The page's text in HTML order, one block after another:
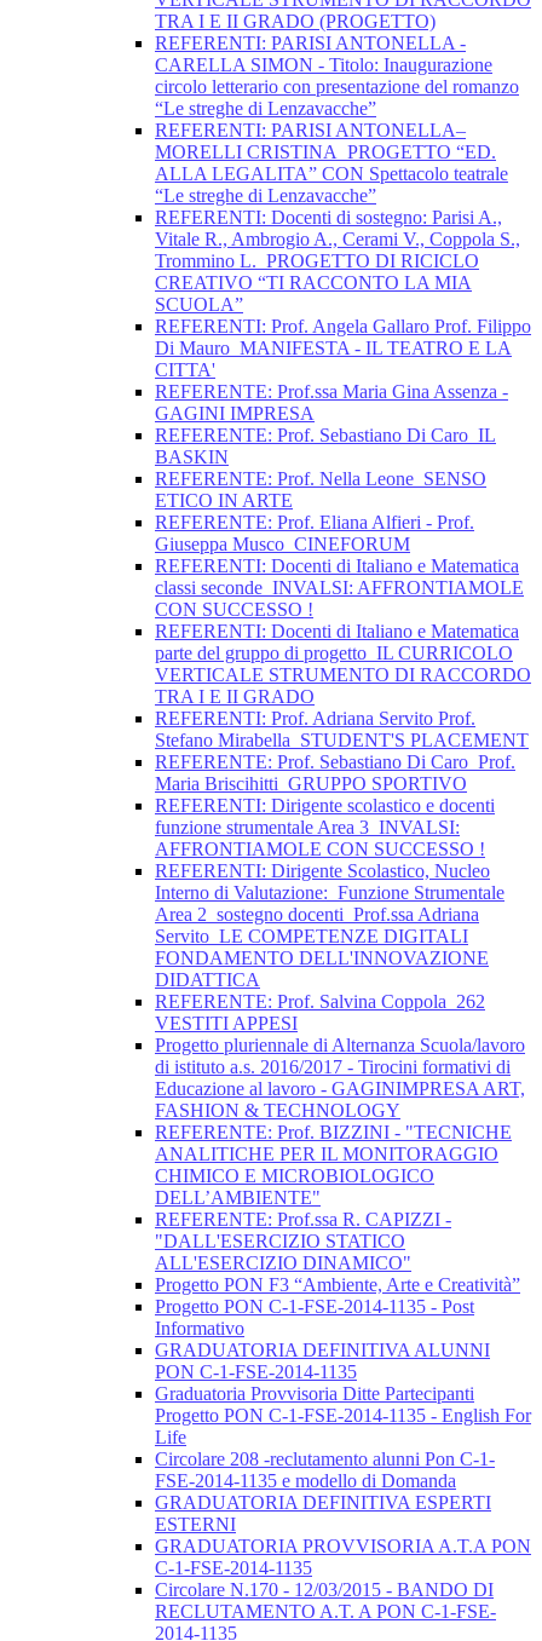
TRA I E II GRADO (PROGETTO)
REFERENTI: PARISI ANTONELLA -
CARELLA SIMON - Titolo: Inaugurazione
circolo letterario con presentazione del romanzo
“Le streghe di Lenzavacche”
REFERENTI: PARISI ANTONELLA–
MORELLI CRISTINA_PROGETTO “ED.
ALLA LEGALITA” CON Spettacolo teatrale
“Le streghe di Lenzavacche”
REFERENTI: Docenti di sostegno: Parisi A.,
Vitale R., Ambrogio A., Cerami V., Coppola S.,
Trommino L._PROGETTO DI RICICLO
CREATIVO “TI RACCONTO LA MIA
SCUOLA”
REFERENTI: Prof. Angela Gallaro Prof. Filippo
Di Mauro_MANIFESTA - IL TEATRO E LA
CITTA'
REFERENTE: Prof.ssa Maria Gina Assenza -
GAGINI IMPRESA
REFERENTE: Prof. Sebastiano Di Caro_IL
BASKIN
REFERENTE: Prof. Nella Leone_SENSO
ETICO IN ARTE
REFERENTE: Prof. Eliana Alfieri - Prof.
Giuseppa Musco_CINEFORUM
REFERENTI: Docenti di Italiano e Matematica
classi seconde_INVALSI: AFFRONTIAMOLE
CON SUCCESSO !
REFERENTI: Docenti di Italiano e Matematica
parte del gruppo di progetto_IL CURRICOLO
VERTICALE STRUMENTO DI RACCORDO
TRA I E II GRADO
REFERENTI: Prof. Adriana Servito Prof.
Stefano Mirabella_STUDENT'S PLACEMENT
REFERENTE: Prof. Sebastiano Di Caro_Prof.
Maria Briscihitti_GRUPPO SPORTIVO
REFERENTI: Dirigente scolastico e docenti
funzione strumentale Area 3_INVALSI:
AFFRONTIAMOLE CON SUCCESSO !
REFERENTI: Dirigente Scolastico, Nucleo
Interno di Valutazione:_Funzione Strumentale
Area 2_sostegno docenti_Prof.ssa Adriana
Servito_LE COMPETENZE DIGITALI
FONDAMENTO DELL'INNOVAZIONE
DIDATTICA
REFERENTE: Prof. Salvina Coppola_262
VESTITI APPESI
Progetto pluriennale di Alternanza Scuola/lavoro
di istituto a.s. 2016/2017 - Tirocini formativi di
Educazione al lavoro - GAGINIMPRESA ART,
FASHION & TECHNOLOGY
REFERENTE: Prof. BIZZINI - "TECNICHE
ANALITICHE PER IL MONITORAGGIO
CHIMICO E MICROBIOLOGICO
DELL’AMBIENTE"
REFERENTE: Prof.ssa R. CAPIZZI -
"DALL'ESERCIZIO STATICO
ALL'ESERCIZIO DINAMICO"
Progetto PON F3 “Ambiente, Arte e Creatività”
Progetto PON C-1-FSE-2014-1135 - Post
Informativo
GRADUATORIA DEFINITIVA ALUNNI
PON C-1-FSE-2014-1135
Graduatoria Provvisoria Ditte Partecipanti
Progetto PON C-1-FSE-2014-1135 - English For
Life
Circolare 208 -reclutamento alunni Pon C-1-
FSE-2014-1135 e modello di Domanda
GRADUATORIA DEFINITIVA ESPERTI
ESTERNI
GRADUATORIA PROVVISORIA A.T.A PON
C-1-FSE-2014-1135
Circolare N.170 - 12/03/2015 - BANDO DI
RECLUTAMENTO A.T. A PON C-1-FSE-
2014-1135